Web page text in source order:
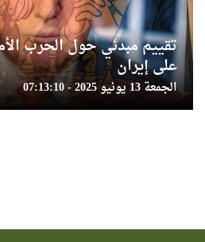
تقييم مبدئي حول الحرب
على إيران
الجمعة 13 يونيو 2025 - 07:13:10